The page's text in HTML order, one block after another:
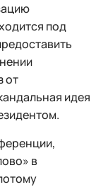
под
от
идея
в